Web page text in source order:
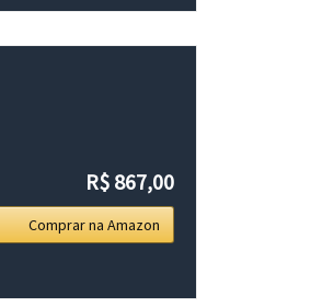
R$ 867,00
Comprar na Amazon